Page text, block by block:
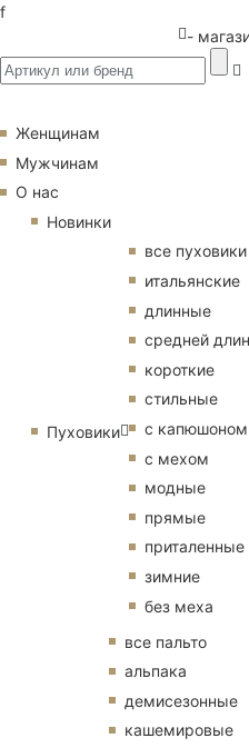
f
-
Женщинам
Мужчинам
О нас
Новинки
Пуховики
все пуховики
итальянские
длинные
средней
короткие
стильные
с капюшоном
с мехом
модные
прямые
приталенные
зимние
без меха
все пальто
альпака
демисезонные
кашемировые